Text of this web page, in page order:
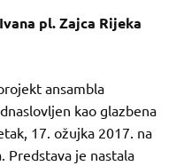
pl. Zajca Rijeka
ansambla
kao glazbena
17. ožujka 2017. na
Predstava je nastala